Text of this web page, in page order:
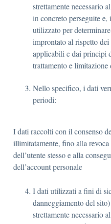
strettamente necessario
in concreto perseguite
utilizzato per
improntato al rispetto
applicabili e dai principi
trattamento e limitazione
Nello specifico, i dati
periodi:
I dati raccolti con il consenso
illimitatamente, fino alla revoca
dell’utente stesso e alla
dell’account personale
I dati utilizzati a fini di
danneggiamento del
strettamente necessario